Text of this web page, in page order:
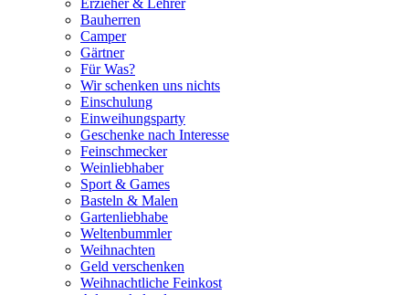
Erzieher & Lehrer
Bauherren
Camper
Gärtner
Für Was?
Wir schenken uns nichts
Einschulung
Einweihungsparty
Geschenke nach Interesse
Feinschmecker
Weinliebhaber
Sport & Games
Basteln & Malen
Gartenliebhabe
Weltenbummler
Weihnachten
Geld verschenken
Weihnachtliche Feinkost